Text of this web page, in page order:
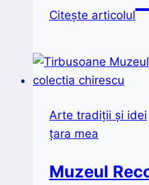
Citește articolul
Arte tradiții și idei
țara mea
Muzeul